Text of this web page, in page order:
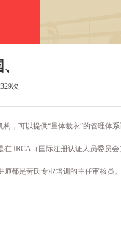
次
，可以提供“量体裁衣”的管理体
IRCA（国际注册认证人员委员
都是劳氏专业培训的主任审核员